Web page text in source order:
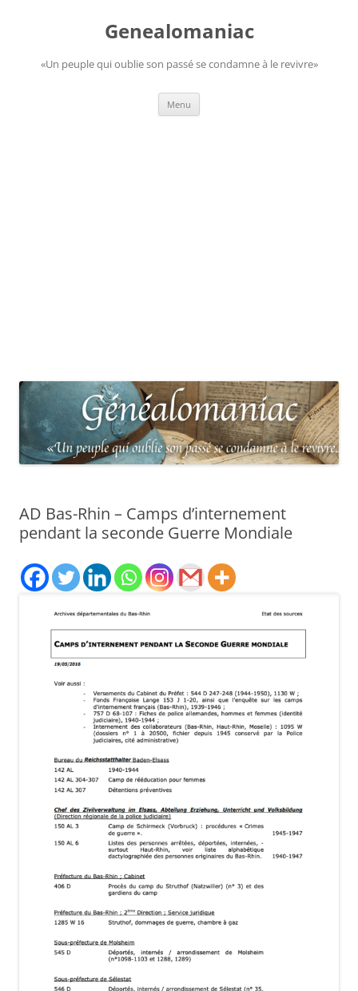
Genealomaniac
«Un peuple qui oublie son passé se condamne à le revivre»
Menu
AD Bas-Rhin – Camps d’internement
pendant la seconde Guerre Mondiale